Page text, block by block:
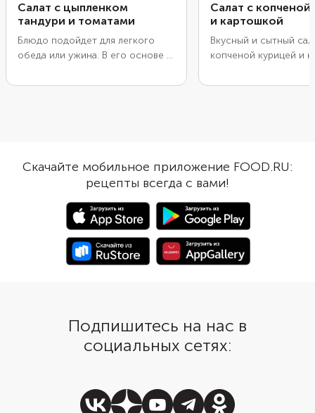
Салат с цыпленком
тандури и томатами
Блюдо подойдет для легкого
обеда или ужина. В его основе —
Необычное название птице
Чтобы последний не казался
слишком дерзим, замаринуйте
его в уксусе, ошпарьте или,
наоборот, залейте холодной
Салат с копченой
и картошкой
Вкусный и сытный
копченой курицей и
стола, и для простого
блюду насыщенный
аромат. Отварной
делает его
соленые огурчики
пикантности и ярких
Заправка может быть
разнообразной: от
Скачайте мобильное приложение FOOD.RU:
рецепты всегда с вами!
Подпишитесь на нас в
социальных сетях: